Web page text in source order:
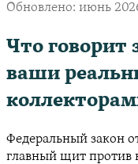
Обновлено: июнь
Что
ваши
Федеральный закон
главный щит против